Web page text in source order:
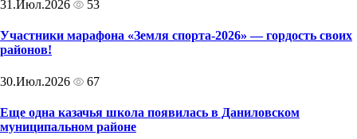
31.Июл.2026 53
Участники марафона «Земля спорта-2026» — гордость своих
районов!
30.Июл.2026 67
Еще одна казачья школа появилась в Даниловском
муниципальном районе